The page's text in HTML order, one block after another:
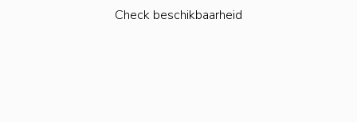
Check beschikbaarheid